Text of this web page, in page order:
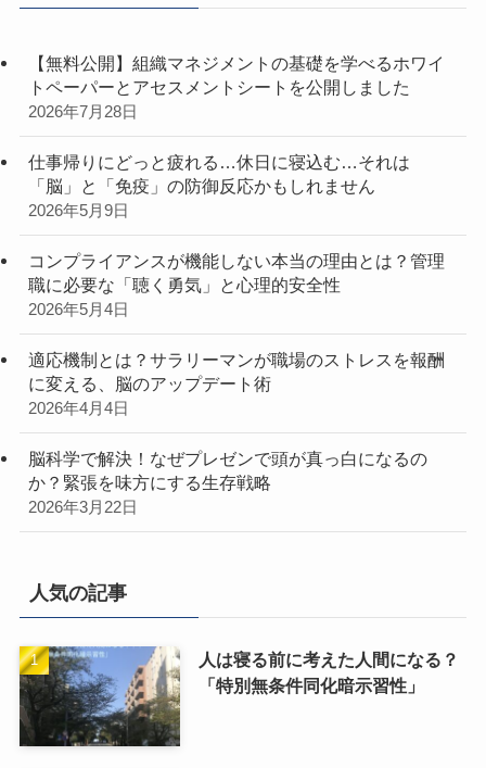
【無料公開】組織マネジメントの基礎を学べるホワイ
トペーパーとアセスメントシートを公開しました
2026年7月28日
仕事帰りにどっと疲れる…休日に寝込む…それは
「脳」と「免疫」の防御反応かもしれません
2026年5月9日
コンプライアンスが機能しない本当の理由とは？管理
職に必要な「聴く勇気」と心理的安全性
2026年5月4日
適応機制とは？サラリーマンが職場のストレスを報酬
に変える、脳のアップデート術
2026年4月4日
脳科学で解決！なぜプレゼンで頭が真っ白になるの
か？緊張を味方にする生存戦略
2026年3月22日
人気の記事
人は寝る前に考えた人間になる？
「特別無条件同化暗示習性」